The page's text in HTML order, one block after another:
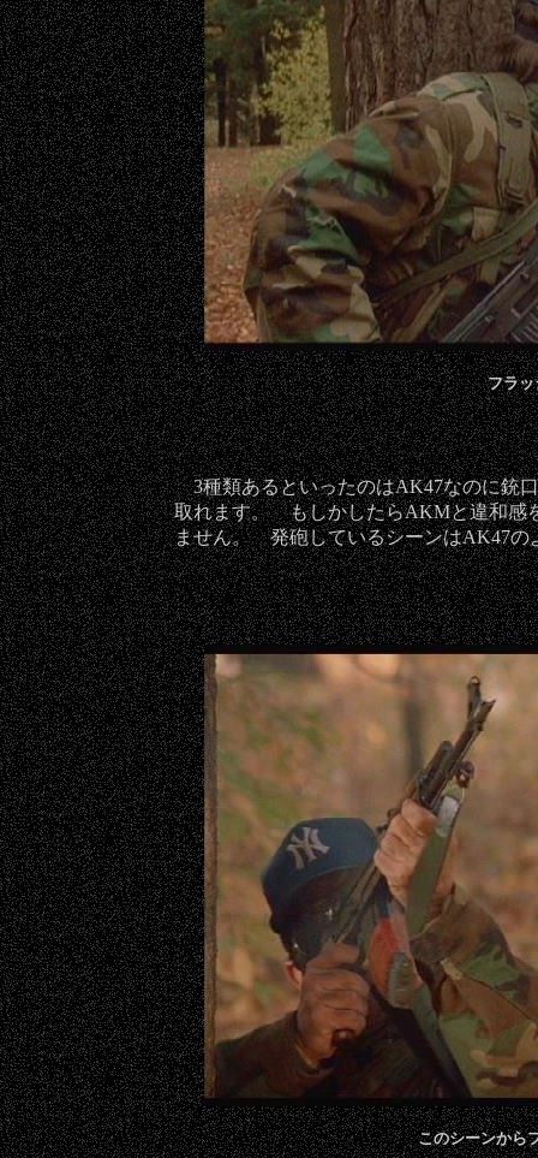
フラッ
3種類あるといったのはAK47なのに銃
取れます。 もしかしたらAKMと違和感
ません。 発砲しているシーンはAK47
このシーンから